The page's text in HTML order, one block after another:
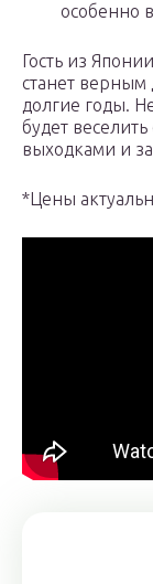
особенно
Гость из
станет
долгие годы.
будет
выходками и
*Цены